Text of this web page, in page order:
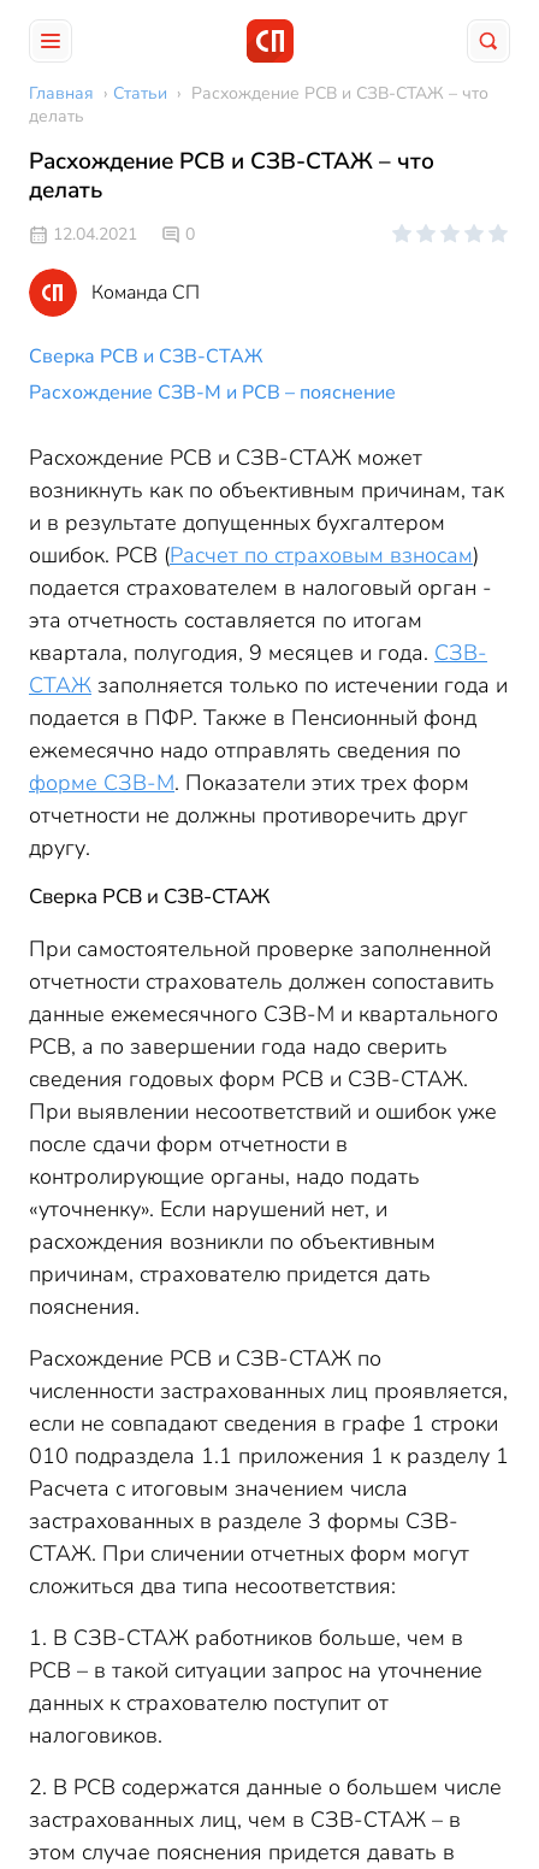
Главная › Статьи › Расхождение РСВ и СЗВ-СТАЖ – что
делать
Расхождение РСВ и СЗВ-СТАЖ – что
делать
12.04.2021 0
Команда СП
Сверка РСВ и СЗВ-СТАЖ
Расхождение СЗВ-М и РСВ – пояснение
Расхождение РСВ и СЗВ-СТАЖ может
возникнуть как по объективным причинам, так
и в результате допущенных бухгалтером
ошибок. РСВ (Расчет по страховым взносам)
подается страхователем в налоговый орган -
эта отчетность составляется по итогам
квартала, полугодия, 9 месяцев и года. СЗВ-
СТАЖ заполняется только по истечении года и
подается в ПФР. Также в Пенсионный фонд
ежемесячно надо отправлять сведения по
форме СЗВ-М. Показатели этих трех форм
отчетности не должны противоречить друг
другу.
Сверка РСВ и СЗВ-СТАЖ
При самостоятельной проверке заполненной
отчетности страхователь должен сопоставить
данные ежемесячного СЗВ-М и квартального
РСВ, а по завершении года надо сверить
сведения годовых форм РСВ и СЗВ-СТАЖ.
При выявлении несоответствий и ошибок уже
после сдачи форм отчетности в
контролирующие органы, надо подать
«уточненку». Если нарушений нет, и
расхождения возникли по объективным
причинам, страхователю придется дать
пояснения.
Расхождение РСВ и СЗВ-СТАЖ по
численности застрахованных лиц проявляется,
если не совпадают сведения в графе 1 строки
010 подраздела 1.1 приложения 1 к разделу 1
Расчета с итоговым значением числа
застрахованных в разделе 3 формы СЗВ-
СТАЖ. При сличении отчетных форм могут
сложиться два типа несоответствия:
1. В СЗВ-СТАЖ работников больше, чем в
РСВ – в такой ситуации запрос на уточнение
данных к страхователю поступит от
налоговиков.
2. В РСВ содержатся данные о большем числе
застрахованных лиц, чем в СЗВ-СТАЖ – в
этом случае пояснения придется давать в